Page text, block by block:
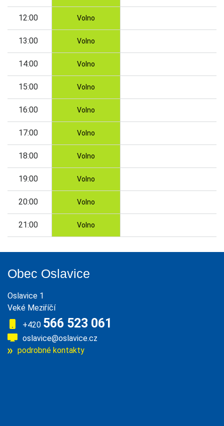
12:00 Volno
13:00 Volno
14:00 Volno
15:00 Volno
16:00 Volno
17:00 Volno
18:00 Volno
19:00 Volno
20:00 Volno
21:00 Volno
Obec Oslavice
Oslavice 1
Veké Meziříčí
+420 566 523 061
oslavice@oslavice.cz
podrobné kontakty